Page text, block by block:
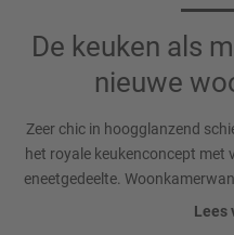
De keuken als
nieuwe
Zeer chic in hoogglanzend
het royale keukenconcept met
eneetgedeelte.
dècor-en materiaalconcept
Lees